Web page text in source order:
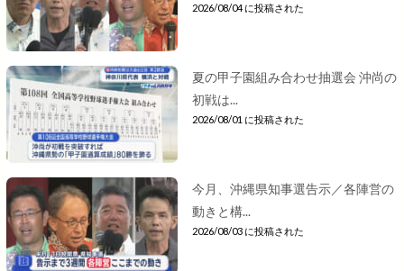
2026/08/04 に投稿された
夏の甲子園組み合わせ抽選会 沖尚の
初戦は...
2026/08/01 に投稿された
今月、沖縄県知事選告示／各陣営の
動きと構...
2026/08/03 に投稿された